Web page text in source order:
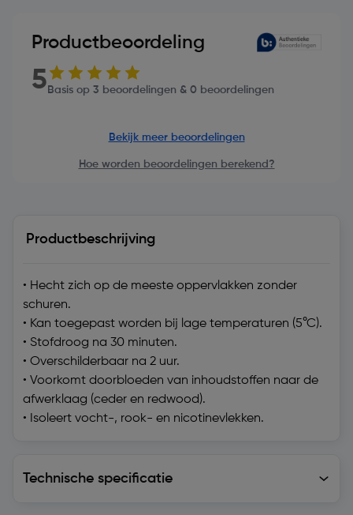
Productbeoordeling
5 Basis op 3 beoordelingen & 0 beoordelingen
Bekijk meer beoordelingen
Hoe worden beoordelingen berekend?
Productbeschrijving
• Hecht zich op de meeste oppervlakken zonder
schuren.
• Kan toegepast worden bij lage temperaturen (5°C).
• Stofdroog na 30 minuten.
• Overschilderbaar na 2 uur.
• Voorkomt doorbloeden van inhoudstoffen naar de
afwerklaag (ceder en redwood).
• Isoleert vocht-, rook- en nicotinevlekken.
Technische specificatie